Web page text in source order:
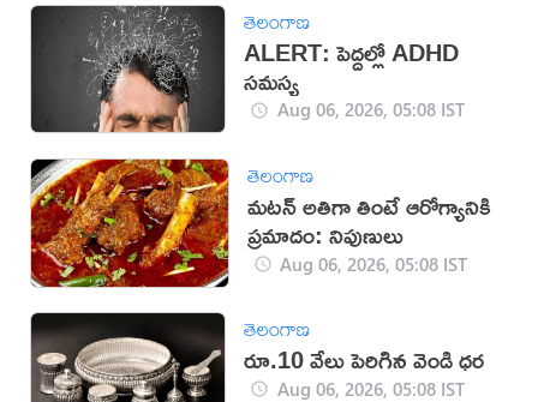
తెలంగాణ
ALERT: పెద్దల్లో ADHD
సమస్య
Aug 06, 2026, 05:08 IST
తెలంగాణ
మటన్ అతిగా తింటే ఆరోగ్యానికి
ప్రమాదం: నిపుణులు
Aug 06, 2026, 05:08 IST
తెలంగాణ
రూ.10 వేలు పెరిగిన వెండి ధర
Aug 06, 2026, 05:08 IST